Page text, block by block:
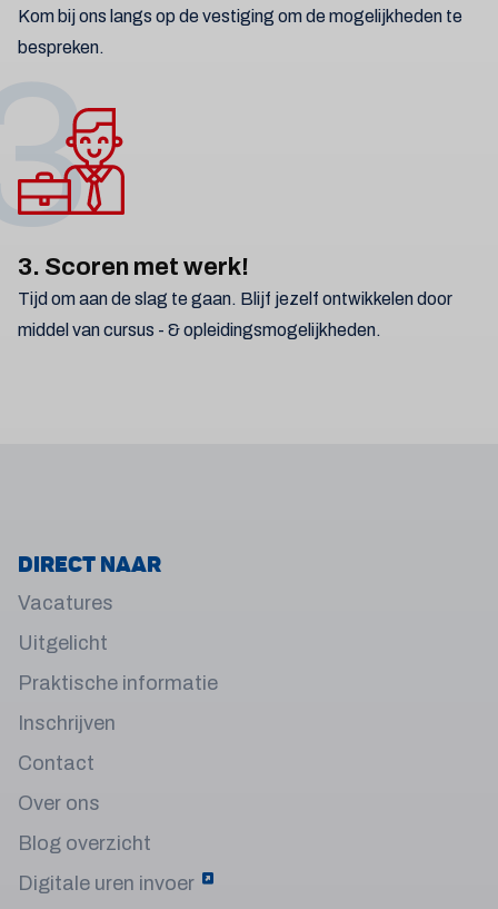
Kom bij ons langs op de vestiging om de mogelijkheden te
bespreken.
3. Scoren met werk!
Tijd om aan de slag te gaan. Blijf jezelf ontwikkelen door
middel van cursus - & opleidingsmogelijkheden.
Direct naar
Vacatures
Uitgelicht
Praktische informatie
Inschrijven
Contact
Over ons
Blog overzicht
Digitale uren invoer